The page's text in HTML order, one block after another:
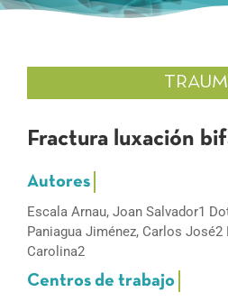
Revista La Columna al Día
Fractura luxación
Escala Arnau, Joan Salvador1
Paniagua Jiménez, Carlos José2
Carolina2